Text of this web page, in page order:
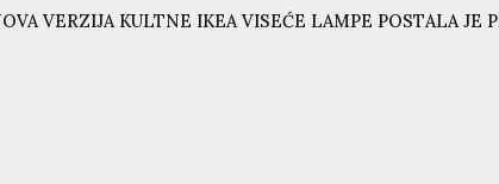
VERZIJA KULTNE IKEA VISEĆE LAMPE POSTALA JE